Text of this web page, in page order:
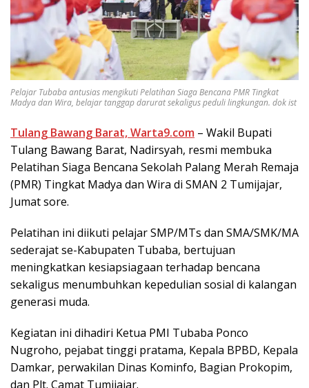
Pelajar Tubaba antusias mengikuti Pelatihan Siaga Bencana PMR Tingkat
Madya dan Wira, belajar tanggap darurat sekaligus peduli lingkungan. dok ist
Tulang Bawang Barat, Warta9.com – Wakil Bupati
Tulang Bawang Barat, Nadirsyah, resmi membuka
Pelatihan Siaga Bencana Sekolah Palang Merah Remaja
(PMR) Tingkat Madya dan Wira di SMAN 2 Tumijajar,
Jumat sore.
Pelatihan ini diikuti pelajar SMP/MTs dan SMA/SMK/MA
sederajat se-Kabupaten Tubaba, bertujuan
meningkatkan kesiapsiagaan terhadap bencana
sekaligus menumbuhkan kepedulian sosial di kalangan
generasi muda.
Kegiatan ini dihadiri Ketua PMI Tubaba Ponco
Nugroho, pejabat tinggi pratama, Kepala BPBD, Kepala
Damkar, perwakilan Dinas Kominfo, Bagian Prokopim,
dan Plt. Camat Tumijajar.